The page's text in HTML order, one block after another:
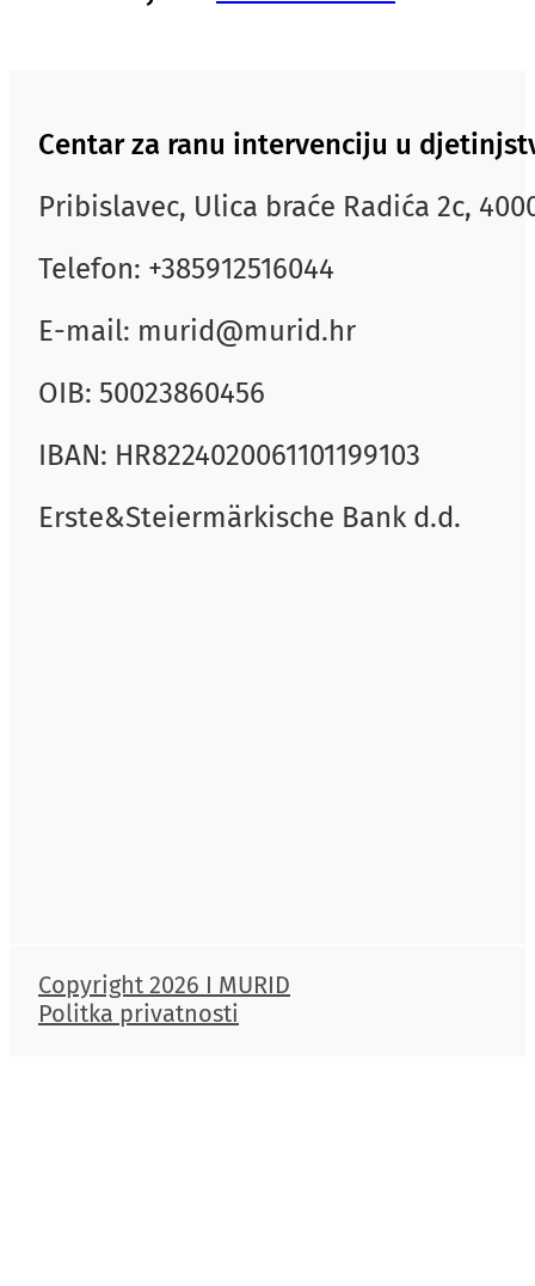
Centar za ranu intervenciju u
Pribislavec, Ulica braće Radića 2c,
Telefon: +385912516044
E-mail: murid@murid.hr
OIB: 50023860456
IBAN: HR8224020061101199103
Erste&Steiermärkische Bank d.d.
Copyright 2026 I MURID
Politka privatnosti